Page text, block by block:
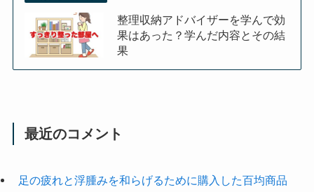
整理収納アドバイザーを学んで効
果はあった？学んだ内容とその結
果
最近のコメント
足の疲れと浮腫みを和らげるために購入した百均商品